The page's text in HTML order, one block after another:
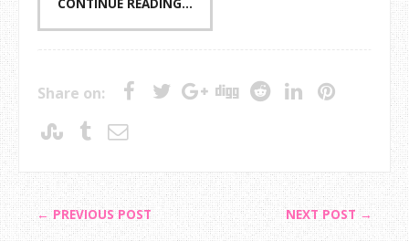
CONTINUE READING...
Share on:
← PREVIOUS POST NEXT POST →